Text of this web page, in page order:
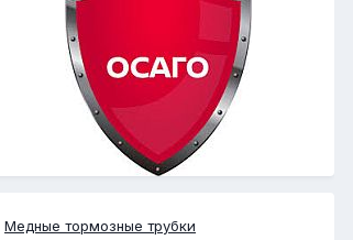
Медные тормозные трубки